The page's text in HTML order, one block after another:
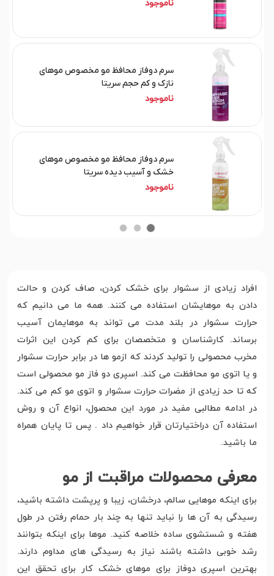
ناموجود
سرم دوفاز محافظ مو مخصوص موهای
نازک و کم حجم سریتا
ناموجود
سرم دوفاز محافظ مو مخصوص موهای
خشک و آسیب دیده سریتا
ناموجود
افراد زیادی از سشوار برای خشک کردن، صاف کردن و حالت
دادن به موهایشان استفاده می کنند. همه ما می دانیم که
حرارت سشوار در بلند مدت می تواند به موهایمان آسیب
برساند. کارشناسان و متخصصان برای کم کردن این اثرات
مخرب محصولی را تولید کردند که ازمو ها در برابر حرارت سشوار
و یا اتوی مو محافظت می کند. اسپری دو فاز مو محصولی است
که تا حد زیادی از مضرات حرارت سشوار و اتوی مو کم می کند.
در ادامه مطالبی مفید در مورد این محصول، انواع آن و روش
استفاده آن دراختیارتان قرار خواهیم داد . پس تا پایان همراه
ما باشید.
معرفی محصولات مراقبت از مو
برای اینکه موهایی سالم، درخشان، زیبا و پرپشت داشته باشید،
رسیدگی به آن ها را نباید تنها به چند بار حمام رفتن در طول
هفته و شستشوی ساده خلاصه کنید. موها برای اینکه بتوانند
رشد خوبی داشته باشند نیاز به رسیدگی های مداوم دارند.
بهترین اسپری دوفاز برای موهای خشک کار برای تحقق این